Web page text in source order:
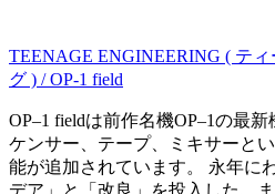
TEENAGE ENGINEERING ( テ
グ ) / OP-1 field
OP–1 fieldは前作名機OP–1の最
ケンサー、テープ、ミキサーと
能が追加されています。 永年に
デア」と「改良」を投入した、ま